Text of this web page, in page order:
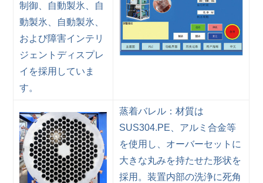
制御、自動製氷、自
動製氷、自動製氷、
および障害インテリ
ジェントディスプレ
イを採用していま
す。
蒸着バレル：材質は
SUS304.PE、アルミ合金等
を使用し、オーバーセットに
大きな丸みを持たせた形状を
採用。装置内部の洗浄に死角